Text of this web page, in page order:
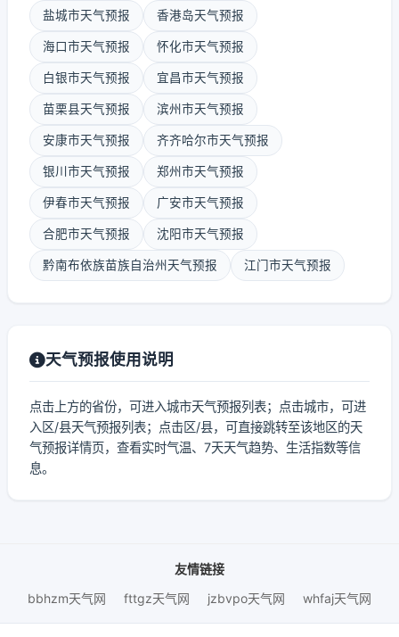
盐城市天气预报 香港岛天气预报
海口市天气预报 怀化市天气预报
白银市天气预报 宜昌市天气预报
苗栗县天气预报 滨州市天气预报
安康市天气预报 齐齐哈尔市天气预报
银川市天气预报 郑州市天气预报
伊春市天气预报 广安市天气预报
合肥市天气预报 沈阳市天气预报
黔南布依族苗族自治州天气预报 江门市天气预报
天气预报使用说明
点击上方的省份，可进入城市天气预报列表；点击城市，可进
入区/县天气预报列表；点击区/县，可直接跳转至该地区的天
气预报详情页，查看实时气温、7天天气趋势、生活指数等信
息。
友情链接
bbhzm天气网
fttgz天气网 jzbvpo天气网 whfaj天气网